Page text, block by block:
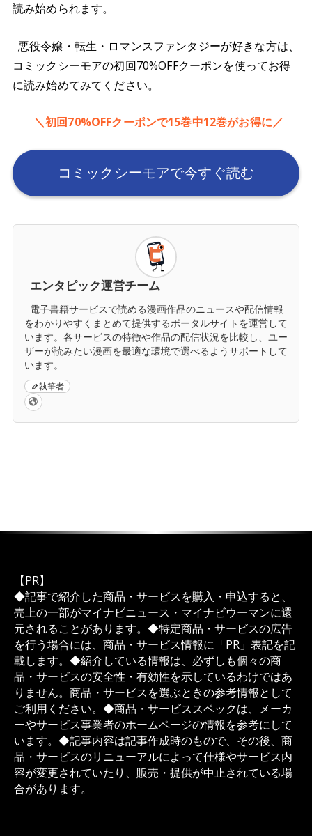
読み始められます。
悪役令嬢・転生・ロマンスファンタジーが好きな方は、
コミックシーモアの初回70%OFFクーポンを使ってお得
に読み始めてみてください。
＼初回70%OFFクーポンで15巻中12巻がお得に／
コミックシーモアで今すぐ読む
エンタピック運営チーム
電子書籍サービスで読める漫画作品のニュースや配信情報
をわかりやすくまとめて提供するポータルサイトを運営して
います。各サービスの特徴や作品の配信状況を比較し、ユー
ザーが読みたい漫画を最適な環境で選べるようサポートして
います。
執筆者
【PR】
◆記事で紹介した商品・サービスを購入・申込すると、
売上の一部がマイナビニュース・マイナビウーマンに還
元されることがあります。◆特定商品・サービスの広告
を行う場合には、商品・サービス情報に「PR」表記を記
載します。◆紹介している情報は、必ずしも個々の商
品・サービスの安全性・有効性を示しているわけではあ
りません。商品・サービスを選ぶときの参考情報として
ご利用ください。◆商品・サービススペックは、メーカ
ーやサービス事業者のホームページの情報を参考にして
います。◆記事内容は記事作成時のもので、その後、商
品・サービスのリニューアルによって仕様やサービス内
容が変更されていたり、販売・提供が中止されている場
合があります。